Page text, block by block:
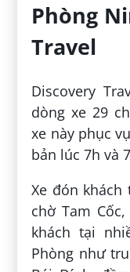
Phòng
Travel
Discovery
dòng xe 29
xe này phục
bản lúc 7h và
Xe đón
chờ Tam
khách tại
Phòng như